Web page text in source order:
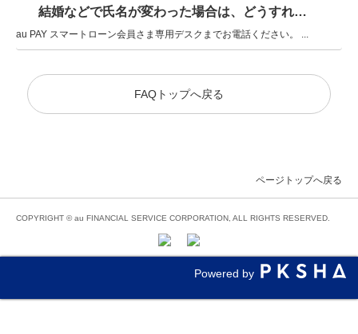
結婚などで氏名が変わった場合は、どうすればいいですか?
au PAY スマートローン会員さま専用デスクまでお電話ください。 ...
FAQトップへ戻る
ページトップへ戻る
COPYRIGHT © au FINANCIAL SERVICE CORPORATION, ALL RIGHTS RESERVED.
Powered by